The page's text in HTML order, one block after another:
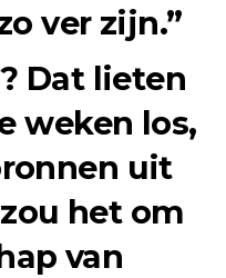
ver zijn.”
Dat lieten
weken los,
uit
het om
van